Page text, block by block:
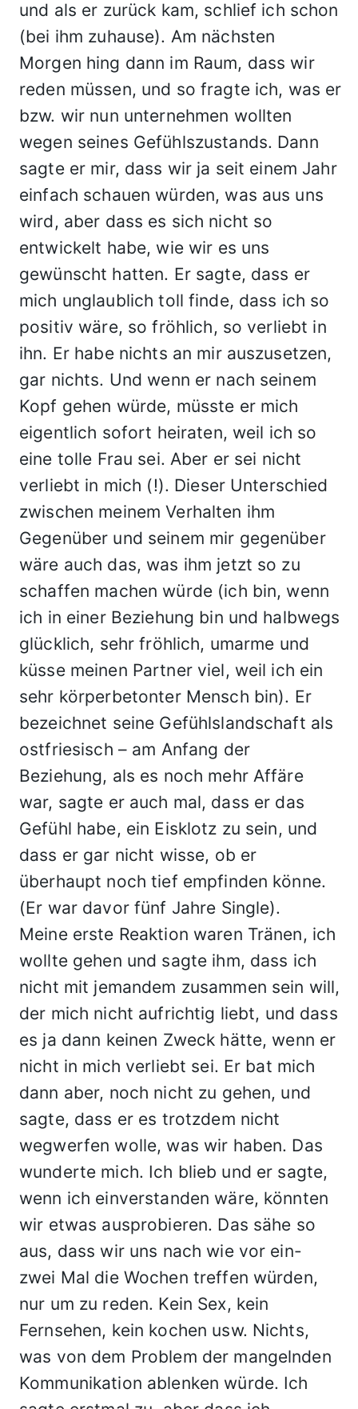
und als er zurück kam, schlief ich schon
(bei ihm zuhause). Am nächsten
Morgen hing dann im Raum, dass wir
reden müssen, und so fragte ich, was er
bzw. wir nun unternehmen wollten
wegen seines Gefühlszustands. Dann
sagte er mir, dass wir ja seit einem Jahr
einfach schauen würden, was aus uns
wird, aber dass es sich nicht so
entwickelt habe, wie wir es uns
gewünscht hatten. Er sagte, dass er
mich unglaublich toll finde, dass ich so
positiv wäre, so fröhlich, so verliebt in
ihn. Er habe nichts an mir auszusetzen,
gar nichts. Und wenn er nach seinem
Kopf gehen würde, müsste er mich
eigentlich sofort heiraten, weil ich so
eine tolle Frau sei. Aber er sei nicht
verliebt in mich (!). Dieser Unterschied
zwischen meinem Verhalten ihm
Gegenüber und seinem mir gegenüber
wäre auch das, was ihm jetzt so zu
schaffen machen würde (ich bin, wenn
ich in einer Beziehung bin und halbwegs
glücklich, sehr fröhlich, umarme und
küsse meinen Partner viel, weil ich ein
sehr körperbetonter Mensch bin). Er
bezeichnet seine Gefühlslandschaft als
ostfriesisch – am Anfang der
Beziehung, als es noch mehr Affäre
war, sagte er auch mal, dass er das
Gefühl habe, ein Eisklotz zu sein, und
dass er gar nicht wisse, ob er
überhaupt noch tief empfinden könne.
(Er war davor fünf Jahre Single).
Meine erste Reaktion waren Tränen, ich
wollte gehen und sagte ihm, dass ich
nicht mit jemandem zusammen sein will,
der mich nicht aufrichtig liebt, und dass
es ja dann keinen Zweck hätte, wenn er
nicht in mich verliebt sei. Er bat mich
dann aber, noch nicht zu gehen, und
sagte, dass er es trotzdem nicht
wegwerfen wolle, was wir haben. Das
wunderte mich. Ich blieb und er sagte,
wenn ich einverstanden wäre, könnten
wir etwas ausprobieren. Das sähe so
aus, dass wir uns nach wie vor ein-
zwei Mal die Wochen treffen würden,
nur um zu reden. Kein Sex, kein
Fernsehen, kein kochen usw. Nichts,
was von dem Problem der mangelnden
Kommunikation ablenken würde. Ich